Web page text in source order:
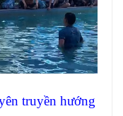
truyền hướng